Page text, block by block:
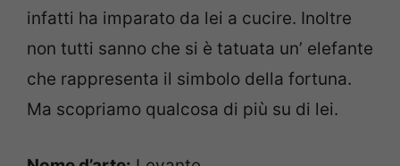
infatti ha imparato da lei a cucire. Inoltre
non tutti sanno che si è tatuata un’ elefante
che rappresenta il simbolo della fortuna.
Ma scopriamo qualcosa di più su di lei.